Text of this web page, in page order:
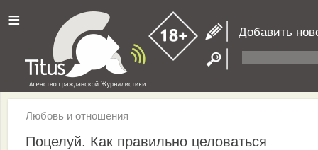
≡ Добавить
Любовь и отношения
Поцелуй. Как правильно целоваться